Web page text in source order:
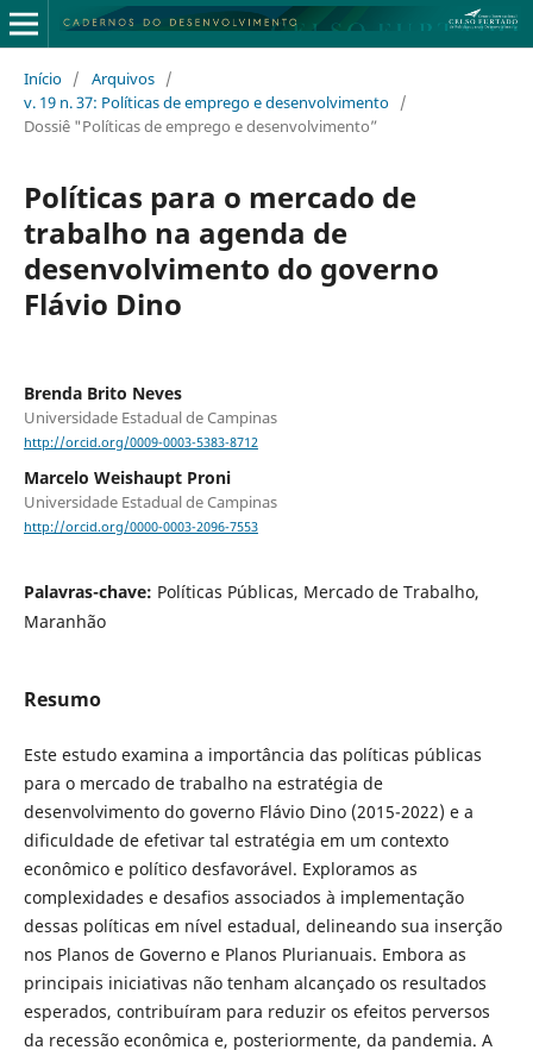
Início / Arquivos /
v. 19 n. 37: Políticas de emprego e desenvolvimento /
Dossiê "Políticas de emprego e desenvolvimento”
Políticas para o mercado de
trabalho na agenda de
desenvolvimento do governo
Flávio Dino
Brenda Brito Neves
Universidade Estadual de Campinas
http://orcid.org/0009-0003-5383-8712
Marcelo Weishaupt Proni
Universidade Estadual de Campinas
http://orcid.org/0000-0003-2096-7553
Palavras-chave: Políticas Públicas, Mercado de Trabalho,
Maranhão
Resumo
Este estudo examina a importância das políticas públicas
para o mercado de trabalho na estratégia de
desenvolvimento do governo Flávio Dino (2015-2022) e a
dificuldade de efetivar tal estratégia em um contexto
econômico e político desfavorável. Exploramos as
complexidades e desafios associados à implementação
dessas políticas em nível estadual, delineando sua inserção
nos Planos de Governo e Planos Plurianuais. Embora as
principais iniciativas não tenham alcançado os resultados
esperados, contribuíram para reduzir os efeitos perversos
da recessão econômica e, posteriormente, da pandemia. A